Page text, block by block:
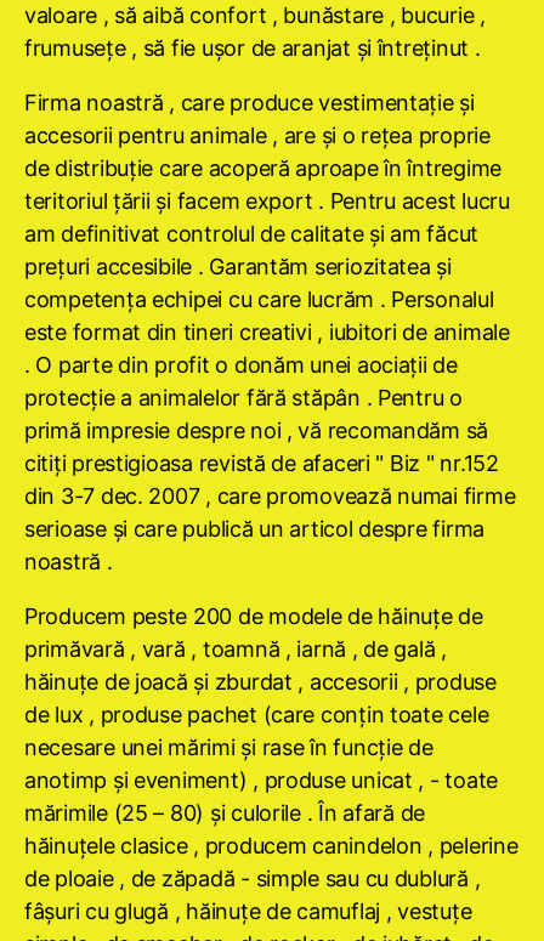
valoare , să aibă confort , bunăstare , bucurie ,
frumuseţe , să fie uşor de aranjat şi întreţinut .
Firma noastră , care produce vestimentaţie şi
accesorii pentru animale , are şi o reţea proprie
de distribuţie care acoperă aproape în întregime
teritoriul ţării şi facem export . Pentru acest lucru
am definitivat controlul de calitate şi am făcut
preţuri accesibile . Garantăm seriozitatea şi
competenţa echipei cu care lucrăm . Personalul
este format din tineri creativi , iubitori de animale
. O parte din profit o donăm unei aociaţii de
protecţie a animalelor fără stăpân . Pentru o
primă impresie despre noi , vă recomandăm să
citiţi prestigioasa revistă de afaceri " Biz " nr.152
din 3-7 dec. 2007 , care promovează numai firme
serioase şi care publică un articol despre firma
noastră .
Producem peste 200 de modele de hăinuţe de
primăvară , vară , toamnă , iarnă , de gală ,
hăinuţe de joacă şi zburdat , accesorii , produse
de lux , produse pachet (care conţin toate cele
necesare unei mărimi şi rase în funcţie de
anotimp şi eveniment) , produse unicat , - toate
mărimile (25 – 80) şi culorile . În afară de
hăinuţele clasice , producem canindelon , pelerine
de ploaie , de zăpadă - simple sau cu dublură ,
fâşuri cu glugă , hăinuţe de camuflaj , vestuţe